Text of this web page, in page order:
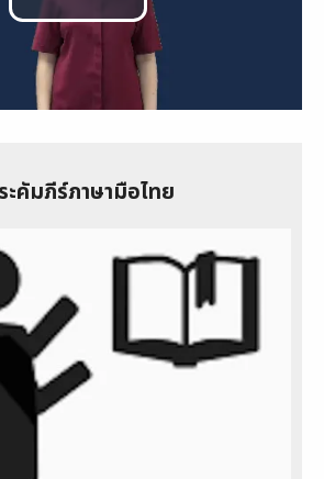
Play
Video
ะคัมภีร์ภาษามือไทย